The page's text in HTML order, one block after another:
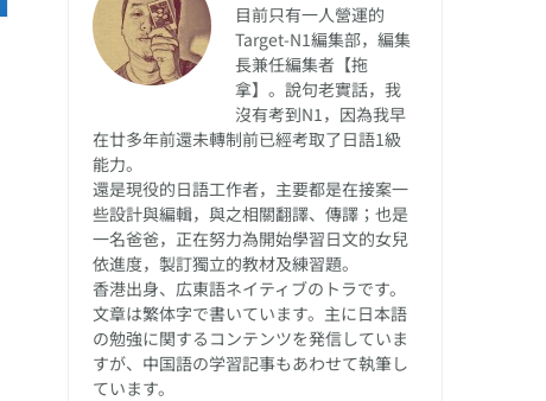
目前只有一人營運的
Target-N1編集部，編集
長兼任編集者【拖
拿】。說句老實話，我
沒有考到N1，因為我早
在廿多年前還未轉制前已經考取了日語1級
能力。
還是現役的日語工作者，主要都是在接案一
些設計與編輯，與之相關翻譯、傳譯；也是
一名爸爸，正在努力為開始學習日文的女兒
依進度，製訂獨立的教材及練習題。
香港出身、広東語ネイティブのトラです。
文章は繁体字で書いています。主に日本語
の勉強に関するコンテンツを発信していま
すが、中国語の学習記事もあわせて執筆し
ています。